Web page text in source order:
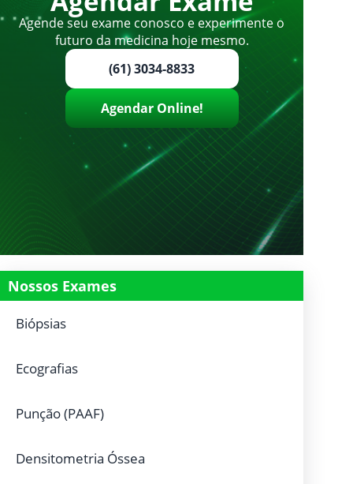
Agende seu exame conosco e experimente o
futuro da medicina hoje mesmo.
(61) 3034-8833
Agendar Online!
Nossos Exames
Biópsias
Ecografias
Punção (PAAF)
Densitometria Óssea